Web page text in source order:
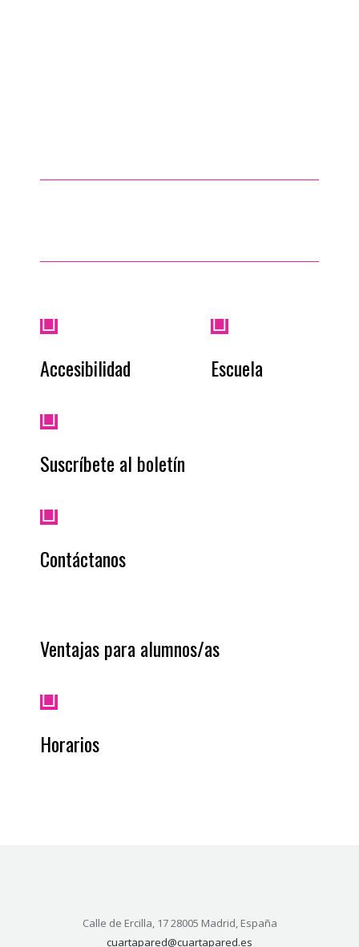
Accesibilidad Escuela
Suscríbete al boletín
Contáctanos
Ventajas para alumnos/as
Horarios
Calle de Ercilla, 17 28005 Madrid, España
cuartapared@cuartapared.es